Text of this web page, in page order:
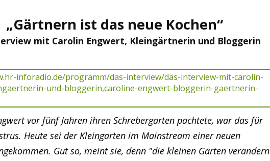
„Gärtnern ist das neue Kochen“
mit Carolin Engwert, Kleingärtnerin und Bloggerin
vor fünf Jahren ihren Schrebergarten pachtete, war das für
Heute sei der Kleingarten im Mainstream einer neuen
Gut so, meint sie, denn "die kleinen Gärten verändern